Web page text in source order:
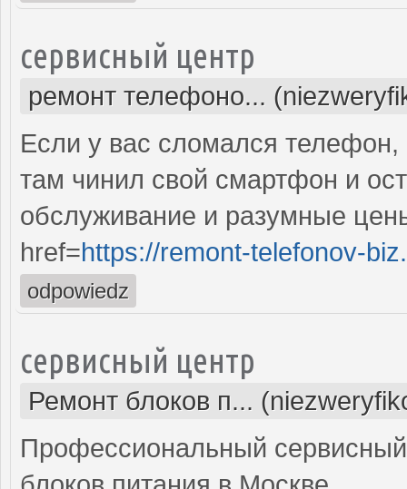
сервисный центр
ремонт телефоно...
Если у вас сломался
там чинил свой смартфон и
обслуживание и разумные
href=https://remont-telefonov-
odpowiedz
сервисный центр
Ремонт блоков п...
Профессиональный